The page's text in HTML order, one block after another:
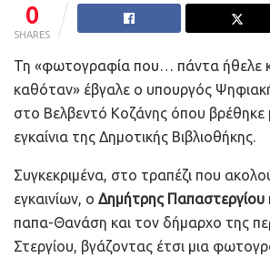
0
SHARES
Τη «φωτογραφία που… πάντα ήθελε
καθόταν» έβγαλε ο υπουργός
στο Βελβεντό Κοζάνης όπου
εγκαίνια της Δημοτικής Βιβλιοθήκης.
Συγκεκριμένα, στο τραπέζι που
εγκαινίων, ο Δημήτρης Παπαστεργίου
παπα-Θανάση και τον δήμαρχο της
Στεργίου, βγάζοντας έτσι μια